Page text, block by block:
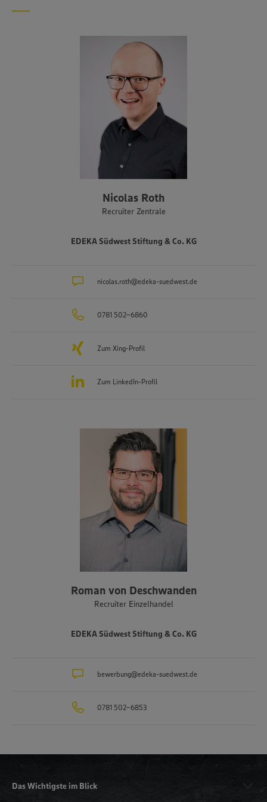
Nicolas Roth
Recruiter Zentrale
EDEKA Südwest Stiftung & Co. KG
nicolas.roth@edeka-suedwest.de
0781 502-6860
Zum Xing-Profil
Zum LinkedIn-Profil
Roman von Deschwanden
Recruiter Einzelhandel
EDEKA Südwest Stiftung & Co. KG
bewerbung@edeka-suedwest.de
0781 502-6853
Das Wichtigste im Blick